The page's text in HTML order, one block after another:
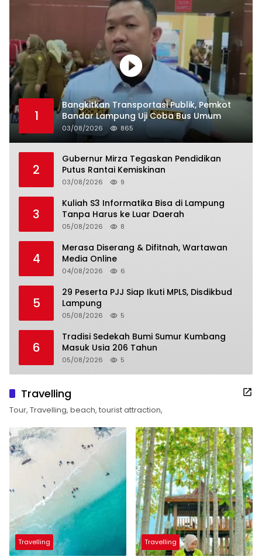
1
Bangkitkan Transportasi Publik, Pemkot
Bandar Lampung Uji Coba Bus Umum
03/08/2026 865
2
Gubernur Mirza Tegaskan Pendidikan
Putus Rantai Kemiskinan
03/08/2026 9
3
Kuliah S3 Informatika Bisa di Lampung
Tanpa Harus ke Luar Daerah
05/08/2026 8
4
Merasa Diserang & Difitnah, Wartawan
Media Online
04/08/2026 6
5
29 Peserta PJJ Siap Ikuti MPLS, Disdikbud
Lampung
05/08/2026 5
6
Tradisi Sedekah Bumi Sumur Kumbang
Masuk Usia 206 Tahun
05/08/2026 5
Travelling
Tour, Travelling, beach, tourist attraction,
Travelling Travelling